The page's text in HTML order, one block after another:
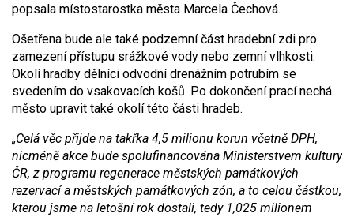
popsala místostarostka města Marcela Čechová.
Ošetřena bude ale také podzemní část hradební zdi pro
zamezení přístupu srážkové vody nebo zemní vlhkosti.
Okolí hradby dělníci odvodní drenážním potrubím se
svedením do vsakovacích košů. Po dokončení prací nechá
město upravit také okolí této části hradeb.
„Celá věc přijde na takřka 4,5 milionu korun včetně DPH,
nicméně akce bude spolufinancována Ministerstvem kultury
ČR, z programu regenerace městských památkových
rezervací a městských památkových zón, a to celou částkou,
kterou jsme na letošní rok dostali, tedy 1,025 milionem